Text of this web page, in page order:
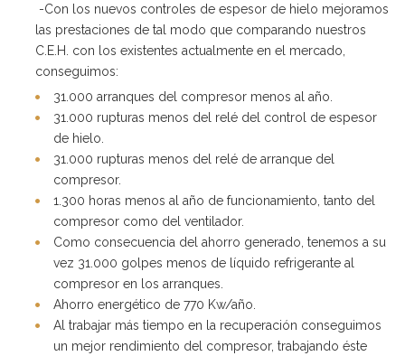
-Con los nuevos controles de espesor de hielo mejoramos
las prestaciones de tal modo que comparando nuestros
C.E.H. con los existentes actualmente en el mercado,
conseguimos:
31.000 arranques del compresor menos al año.
31.000 rupturas menos del relé del control de espesor
de hielo.
31.000 rupturas menos del relé de arranque del
compresor.
1.300 horas menos al año de funcionamiento, tanto del
compresor como del ventilador.
Como consecuencia del ahorro generado, tenemos a su
vez 31.000 golpes menos de líquido refrigerante al
compresor en los arranques.
Ahorro energético de 770 Kw/año.
Al trabajar más tiempo en la recuperación conseguimos
un mejor rendimiento del compresor, trabajando éste